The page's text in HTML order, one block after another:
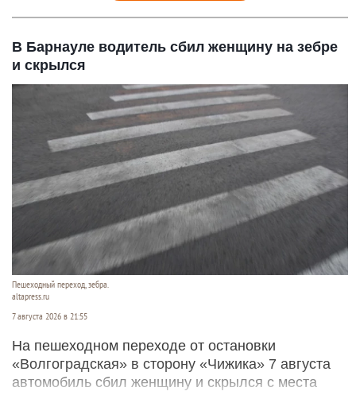
В Барнауле водитель сбил женщину на зебре
и скрылся
Пешеходный переход, зебра.
altapress.ru
7 августа 2026 в 21:55
На пешеходном переходе от остановки
«Волгоградская» в сторону «Чижика» 7 августа
автомобиль сбил женщину и скрылся с места